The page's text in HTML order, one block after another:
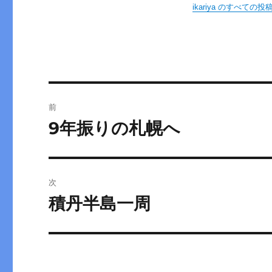
ikariya のすべての投
稿
ゲ
前
前
投
稿:
9年振りの札幌へ
次
次
投
積丹半島一周